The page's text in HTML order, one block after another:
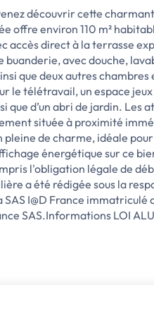
découvrir cette
offre environ 110 m²
accès direct à la terrasse
avec douche,
que deux autres
télétravail, un espace
que d’un abri de jardin.
située à proximité
pleine de charme, idéale
énergétique sur ce
l'obligation légale de
a été rédigée sous la
I@D France
SAS.Informations LOI